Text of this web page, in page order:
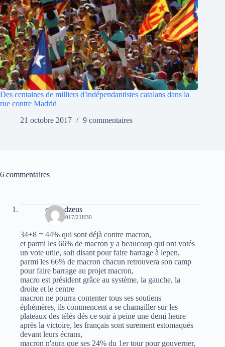
Des centaines de milliers d'indépendantistes catalans dans la
rue contre Madrid
21 octobre 2017
9 commentaires
6 commentaires
oziris dzeus
7 MAI 2017/21H30
34+8 = 44% qui sont déjà contre macron,
et parmi les 66% de macron y a beaucoup qui ont votés
un vote utile, soit disant pour faire barrage à lepen,
parmi les 66% de macron chacun retrouvera son camp
pour faire barrage au projet macron,
macro est président grâce au système, la gauche, la
droite et le centre
macron ne pourra contenter tous ses soutiens
éphémères, ils commencent a se chamailler sur les
plateaux des télés dés ce soir à peine une demi heure
après la victoire, les français sont surement estomaqués
devant leurs écrans,
macron n'aura que ses 24% du 1er tour pour gouverner,